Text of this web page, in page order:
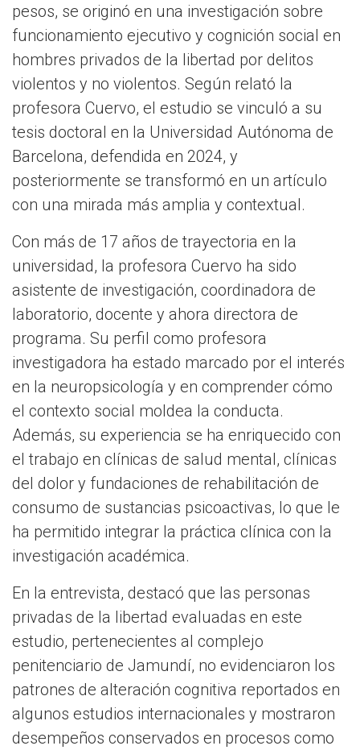
pesos, se originó en una investigación sobre
funcionamiento ejecutivo y cognición social en
hombres privados de la libertad por delitos
violentos y no violentos. Según relató la
profesora Cuervo, el estudio se vinculó a su
tesis doctoral en la Universidad Autónoma de
Barcelona, defendida en 2024, y
posteriormente se transformó en un artículo
con una mirada más amplia y contextual.
Con más de 17 años de trayectoria en la
universidad, la profesora Cuervo ha sido
asistente de investigación, coordinadora de
laboratorio, docente y ahora directora de
programa. Su perfil como profesora
investigadora ha estado marcado por el interés
en la neuropsicología y en comprender cómo
el contexto social moldea la conducta.
Además, su experiencia se ha enriquecido con
el trabajo en clínicas de salud mental, clínicas
del dolor y fundaciones de rehabilitación de
consumo de sustancias psicoactivas, lo que le
ha permitido integrar la práctica clínica con la
investigación académica.
En la entrevista, destacó que las personas
privadas de la libertad evaluadas en este
estudio, pertenecientes al complejo
penitenciario de Jamundí, no evidenciaron los
patrones de alteración cognitiva reportados en
algunos estudios internacionales y mostraron
desempeños conservados en procesos como